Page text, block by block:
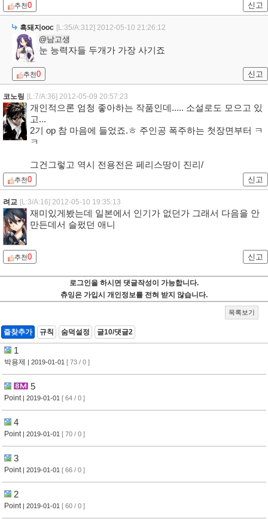
추천0 신고
흑돼지ooc [L:35/A:312] 2012-05-10 21:26:12
@남고생
눈 능력자들 두개가 가장 사기죠
추천0 신고
코노링 [L:7/A:36] 2012-05-09 20:57:23
개인적으론 엄청 좋아하는 작품인데..... 소설로도 모으고 있
고...
2기 op 참 마음에 들었죠.ㅎ 주인공 폭주하는 첫장면부터 ㅋ
ㅋ
그건그렇고 역시 전용전은 페리스땅이 진리/
추천0 신고
려교 [L:3/A:16] 2012-05-10 19:35:13
재미있게봤는데 일본에서 인기가 없던가 그래서 다음을 안
만든데서 슬펐던 애니
추천0 신고
로그인을 하시면 댓글작성이 가능합니다.
츄잉은 가입시 개인정보를 전혀 받지 않습니다.
목록보기
즐찾추가 규칙 숨덕설정 글10/댓글2
1
박용제 | 2019-01-01 [ 73 / 0 ]
5
Point | 2019-01-01 [ 64 / 0 ]
4
Point | 2019-01-01 [ 70 / 0 ]
3
Point | 2019-01-01 [ 66 / 0 ]
2
Point | 2019-01-01 [ 60 / 0 ]